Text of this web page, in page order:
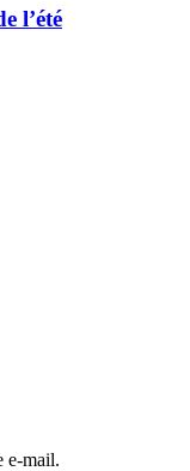
l’été
e-mail.